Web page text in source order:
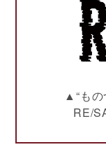
▲“も
RE/